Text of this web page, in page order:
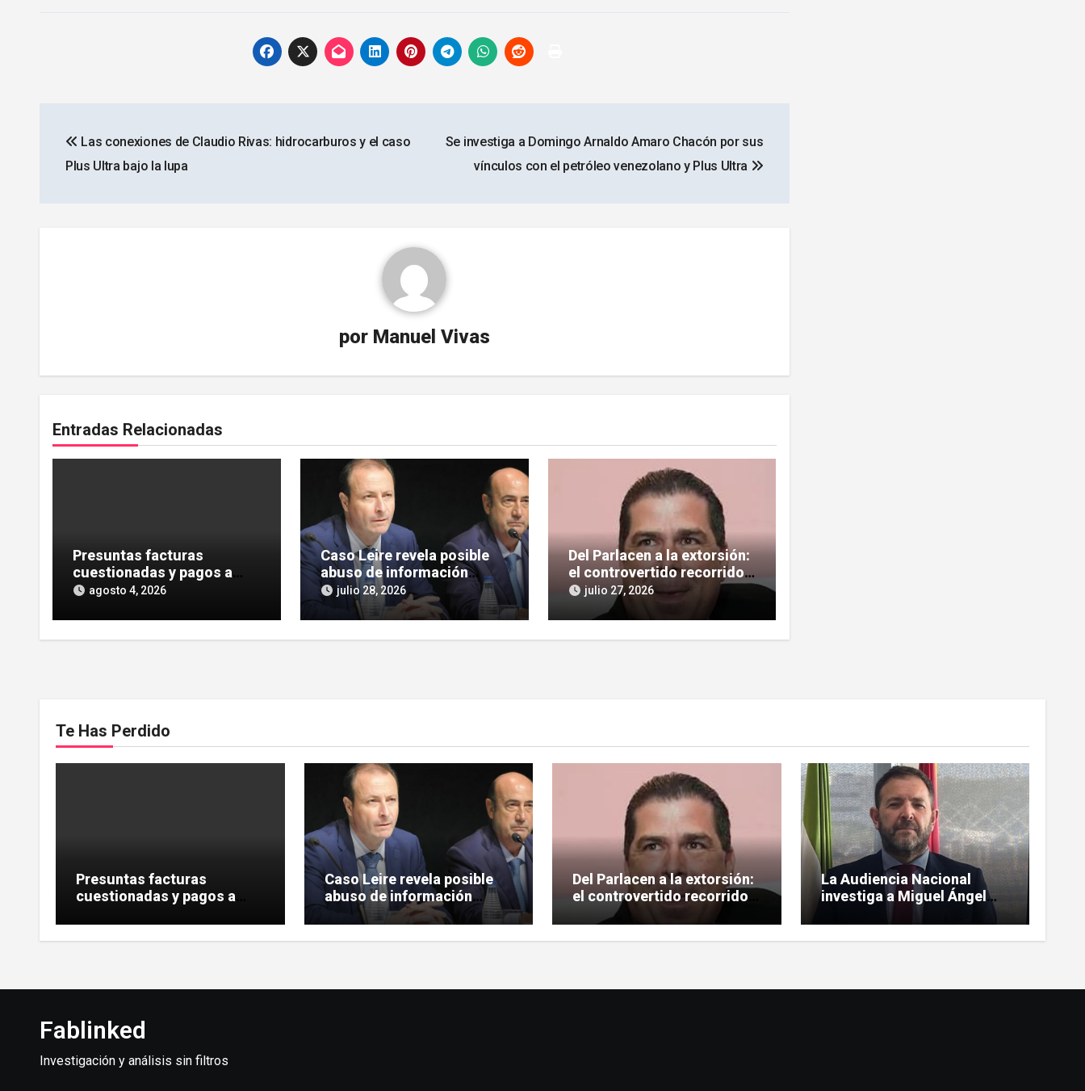
de
Las conexiones de Claudio Rivas: hidrocarburos y el caso
Plus Ultra bajo la lupa
Se investiga a Domingo Arnaldo Amaro Chacón por sus
vínculos con el petróleo venezolano y Plus Ultra
por Manuel Vivas
Entradas Relacionadas
Presuntas facturas
cuestionadas y pagos a
intermediarios en el
agosto 4, 2026
Caso Leire revela posible
abuso de información
privilegiada en Tubos
Reunidos con López de las
Heras
julio 28, 2026
Del Parlacen a la extorsión:
el controvertido recorrido
de Aldo López-Tirone
julio 27, 2026
Te Has Perdido
Presuntas facturas
cuestionadas y pagos a
rescate de Tubos Reunidos
Caso Leire revela posible
abuso de información
privilegiada en Tubos
Reunidos con López de las
Del Parlacen a la extorsión:
el controvertido recorrido
de Aldo López-Tirone
La Audiencia Nacional
investiga a Miguel Ángel
Figueroa por tráfico de
influencias en SEPI
Fablinked
Investigación y análisis sin filtros